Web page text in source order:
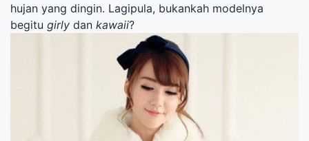
hujan yang dingin. Lagipula, bukankah modelnya
begitu girly dan kawaii?